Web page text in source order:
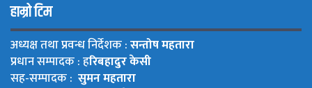
हाम्रो टिम
अध्यक्ष तथा प्रवन्ध निर्देशक :सन्तोष महतारा
प्रधान सम्पादक : हरिबहादुर केसी
सह-सम्पादक : सुमन महतारा